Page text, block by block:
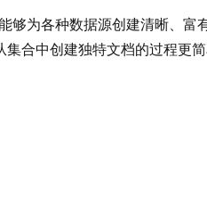
为各种数据源创建清晰、富
集合中创建独特文档的过程